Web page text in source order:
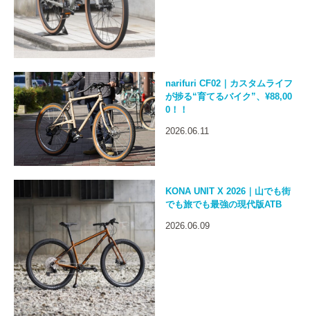
narifuri CF02｜カスタムライフ
が捗る“育てるバイク”、¥88,00
0！！
2026.06.11
KONA UNIT X 2026｜山でも街
でも旅でも最強の現代版ATB
2026.06.09